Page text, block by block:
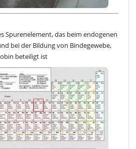
Spurenelement, das beim endogenen
bei der Bildung von Bindegewebe,
beteiligt ist